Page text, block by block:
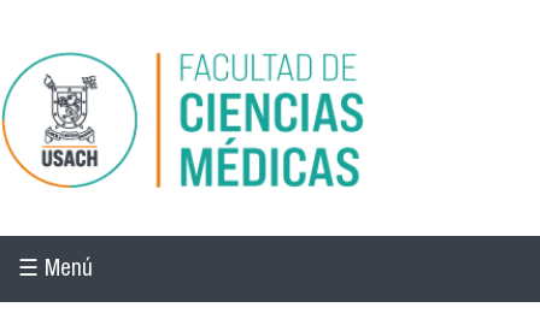
Pasar al contenido principal
☰ Menú